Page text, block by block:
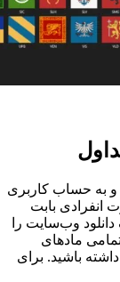
و به حساب کاربری
انفرادی بابت
وب‌سایت را
مادهای
باشید. برای